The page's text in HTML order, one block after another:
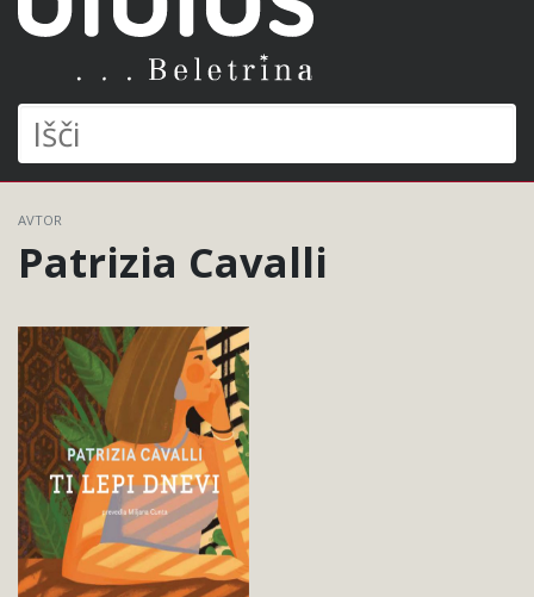
Išči
AVTOR
Patrizia Cavalli